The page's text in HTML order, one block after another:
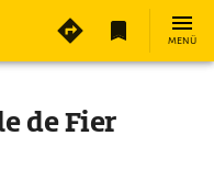
MENÜ
de Fier